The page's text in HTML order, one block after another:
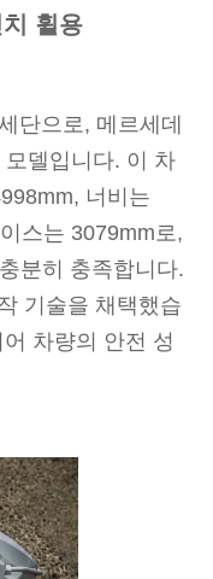
휠용
단으로, 메르세데
델입니다. 이 차
너비는
스는 3079mm로,
분히 충족합니다.
기술을 채택했습
차량의 안전 성